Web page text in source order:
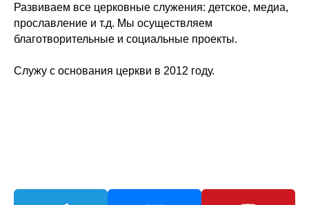
Развиваем все церковные служения: детское, медиа,
прославление и т.д. Мы осуществляем
благотворительные и социальные проекты.
Служу с основания церкви в 2012 году.